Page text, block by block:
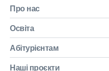
Про нас
Освіта
Абітурієнтам
Наші проєкти